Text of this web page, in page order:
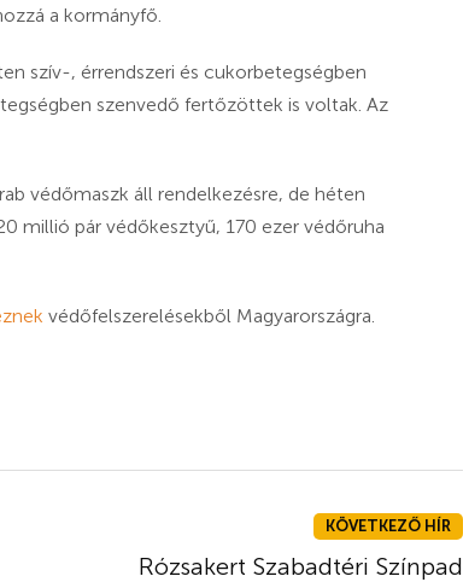
a kormányfő.
szív-, érrendszeri és cukorbetegségben
szenvedő fertőzöttek is voltak. Az
védőmaszk áll rendelkezésre, de héten
millió pár védőkesztyű, 170 ezer védőruha
védőfelszerelésekből Magyarországra.
KÖVETKEZŐ HÍR
Rózsakert Szabadtéri Színpad